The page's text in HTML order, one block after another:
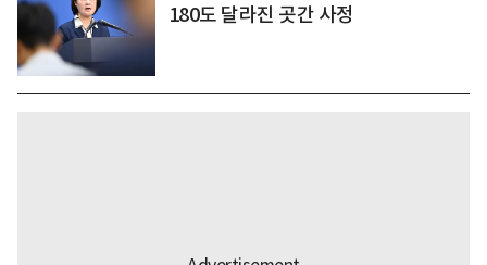
180도 달라진 곳간 사정